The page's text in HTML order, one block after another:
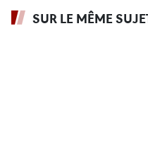
SUR LE MÊME